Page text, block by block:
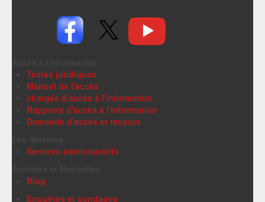
Textes juridiques
Manuel de l'accès
chargés d'accès à l'information
Rapports d'accès à l'information
Demande d'accès et recours
Services administratifs
Blog
Enquêtes et sondages